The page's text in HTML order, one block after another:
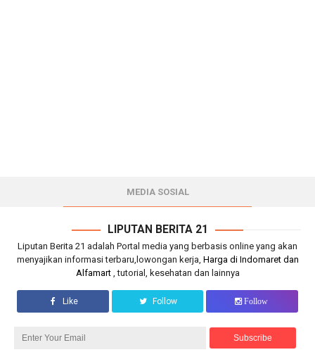
MEDIA SOSIAL
LIPUTAN BERITA 21
Liputan Berita 21 adalah Portal media yang berbasis online yang akan
menyajikan informasi terbaru,lowongan kerja, Harga di Indomaret dan
Alfamart , tutorial, kesehatan dan lainnya
Like Follow Follow